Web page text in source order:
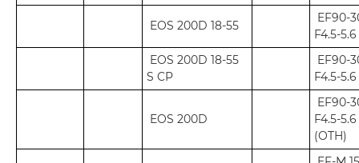
EOS 200D 18-55
EF90-
F4.5-5.6
EOS 200D 18-55
S CP
EF90-
F4.5-
EOS 200D
EF90-
F4.5-
(OTH)